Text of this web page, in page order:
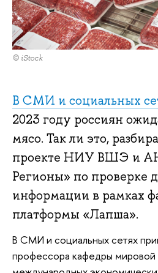
© iStock
В СМИ и социальных
2023 году россиян
мясо. Так ли это,
проекте НИУ ВШЭ и
Регионы» по проверке
информации в рамках
платформы «Лапша».
В СМИ и социальных сетях
профессора кафедры мировой